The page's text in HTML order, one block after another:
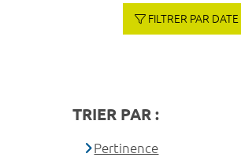
FILTRER PAR DATE
TRIER PAR :
Pertinence